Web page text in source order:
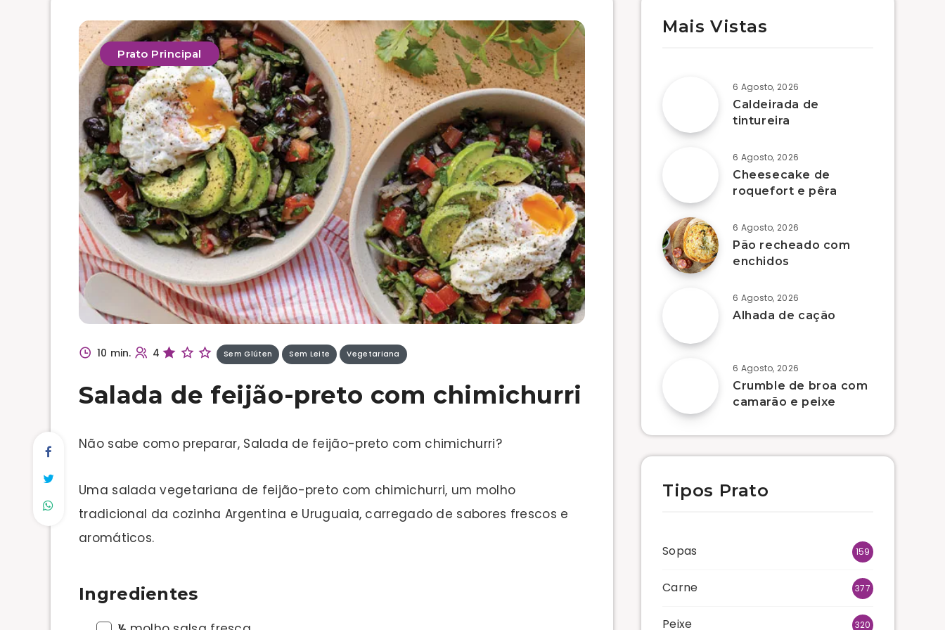
Prato Principal
10 min. 4 Sem Glúten Sem Leite Vegetariana
Salada de feijão-preto com chimichurri
Não sabe como preparar, Salada de feijão-preto com chimichurri?
Uma salada vegetariana de feijão-preto com chimichurri, um molho
tradicional da cozinha Argentina e Uruguaia, carregado de sabores frescos e
aromáticos.
Ingredientes
Mais Vistas
6 Agosto, 2026
Caldeirada de
tintureira
6 Agosto, 2026
Cheesecake de
roquefort e pêra
6 Agosto, 2026
Pão recheado com
enchidos
6 Agosto, 2026
Alhada de cação
6 Agosto, 2026
Crumble de broa com
camarão e peixe
Tipos Prato
Sopas 159
Carne 377
Peixe 320